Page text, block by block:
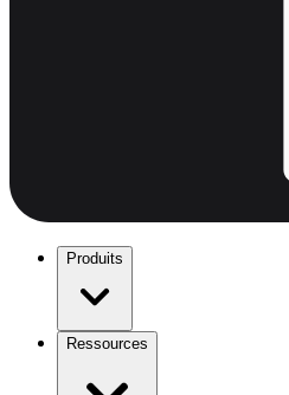
Produits
Ressources